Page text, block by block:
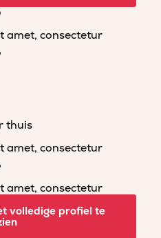
amet, consectetur
thuis
amet, consectetur
amet, consectetur
amet, consectetur
volledige profiel te